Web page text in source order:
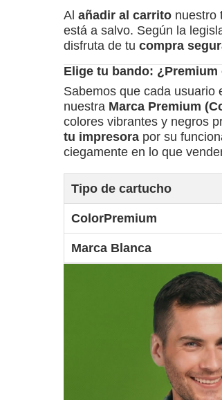
Al añadir al carrito nuestro
está a salvo. Según la
disfruta de tu compra
Elige tu bando: ¿Premium
Sabemos que cada usuario
nuestra Marca Premium
colores vibrantes y negros
tu impresora por su
ciegamente en lo que
Tipo de cartucho
ColorPremium
Marca Blanca